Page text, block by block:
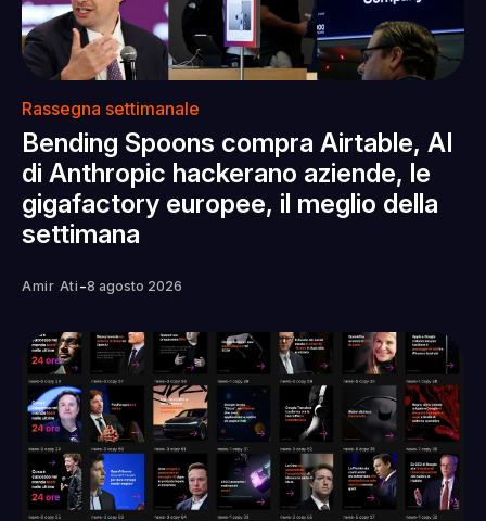
Rassegna settimanale
Bending Spoons compra Airtable, AI
di Anthropic hackerano aziende, le
gigafactory europee, il meglio della
settimana
Amir Ati -8 agosto 2026